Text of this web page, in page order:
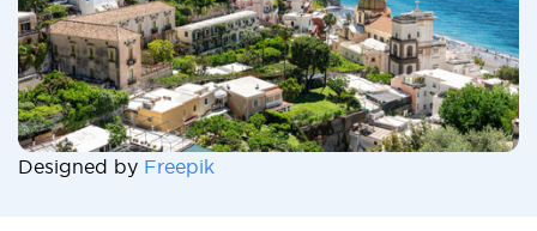
Designed by Freepik